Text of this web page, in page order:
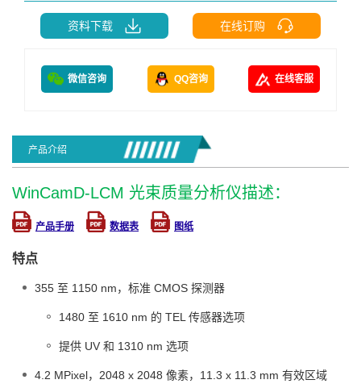
资料下载 在线订购
微信咨询 QQ咨询 在线客服
产品介绍
WinCamD-LCM 光束质量分析仪描述：
产品手册 数据表 图纸
特点
355 至 1150 nm，标准 CMOS 探测器
1480 至 1610 nm 的 TEL 传感器选项
提供 UV 和 1310 nm 选项
4.2 MPixel，2048 x 2048 像素，11.3 x 11.3 mm 有效区域